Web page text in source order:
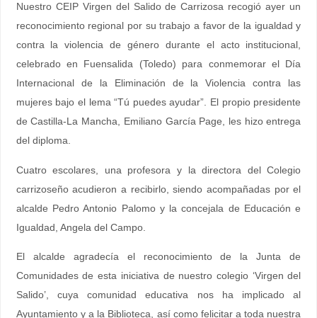
Nuestro CEIP Virgen del Salido de Carrizosa recogió ayer un
reconocimiento regional por su trabajo a favor de la igualdad y
contra la violencia de género durante el acto institucional,
celebrado en Fuensalida (Toledo) para conmemorar el Día
Internacional de la Eliminación de la Violencia contra las
mujeres bajo el lema “Tú puedes ayudar”. El propio presidente
de Castilla-La Mancha, Emiliano García Page, les hizo entrega
del diploma.
Cuatro escolares, una profesora y la directora del Colegio
carrizoseño acudieron a recibirlo, siendo acompañadas por el
alcalde Pedro Antonio Palomo y la concejala de Educación e
Igualdad, Angela del Campo.
El alcalde agradecía el reconocimiento de la Junta de
Comunidades de esta iniciativa de nuestro colegio ‘Virgen del
Salido’, cuya comunidad educativa nos ha implicado al
Ayuntamiento y a la Biblioteca, así como felicitar a toda nuestra